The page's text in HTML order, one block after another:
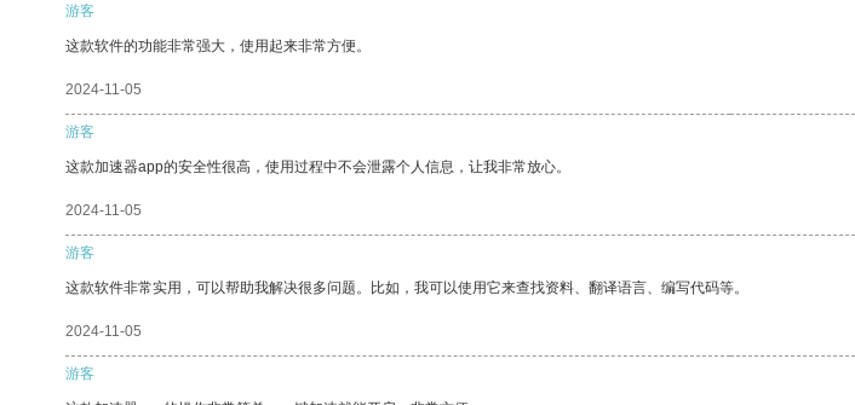
游客
这款软件的功能非常强大，使用起来非常方便。
2024-11-05
游客
这款加速器app的安全性很高，使用过程中不会泄露个人信息，让我非常放心。
2024-11-05
游客
这款软件非常实用，可以帮助我解决很多问题。比如，我可以使用它来查找资料、翻译语言、编写代码等。
2024-11-05
游客